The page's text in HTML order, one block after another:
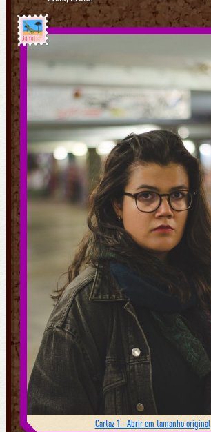
Já foi
Cartaz 1 - Abrir em tamanho original